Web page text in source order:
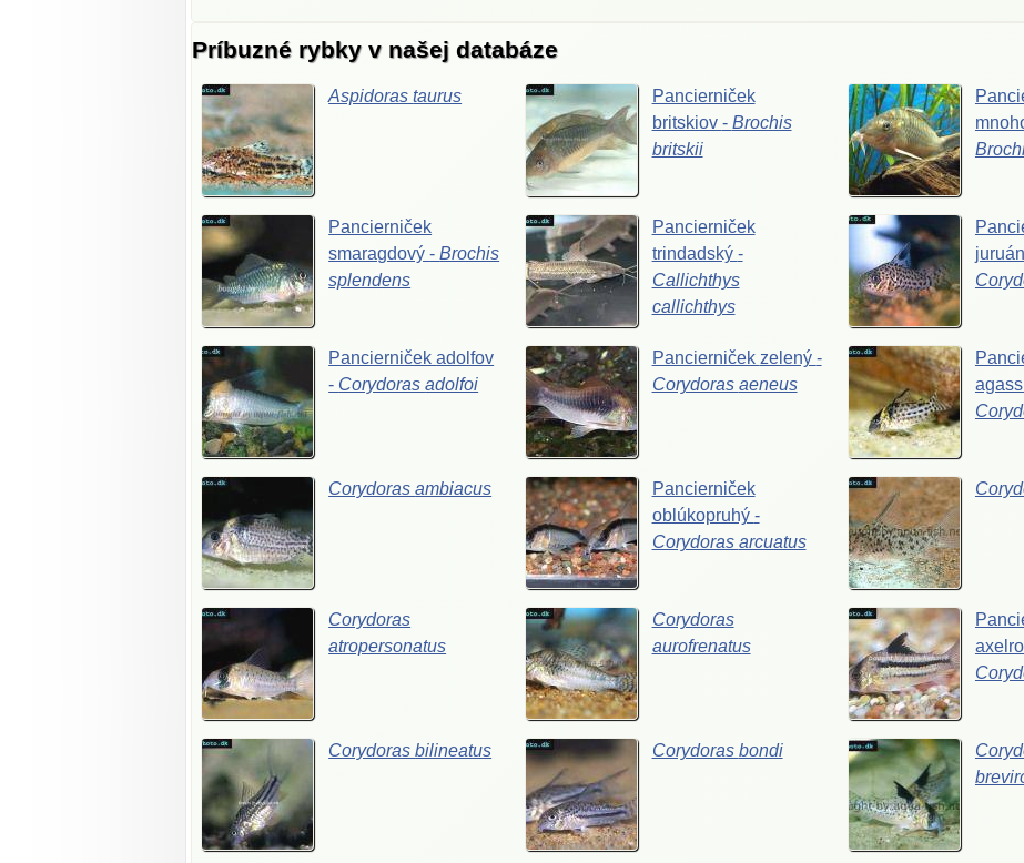
Príbuzné rybky v našej databáze
Aspidorastaurus
Pancierniček
britskiov - Brochis
britskii
Pancierniček
smaragdový-Brochis
splendens
Pancierniček
trindadský -
Callichthys
callichthys
Pancierničekadolfov
- Corydorasadolfoi
Pancierniček zelený -
Corydoras aeneus
Corydorasambiacus
Pancierniček
oblúkopruhý -
Corydoras arcuatus
Corydoras
atropersonatus
Corydoras
aurofrenatus
Corydorasbilineatus Corydoras bondi